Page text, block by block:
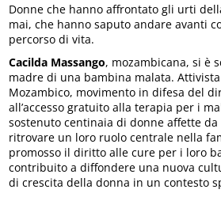
Donne che hanno affrontato gli urti
mai, che hanno saputo andare avanti
percorso di vita.
Cacilda Massango, mozambicana, si è
madre di una bambina malata. Attivista
Mozambico, movimento in difesa del
all’accesso gratuito alla terapia per i
sostenuto centinaia di donne affette da
ritrovare un loro ruolo centrale nella
promosso il diritto alle cure per i loro
contribuito a diffondere una nuova
di crescita della donna in un contesto